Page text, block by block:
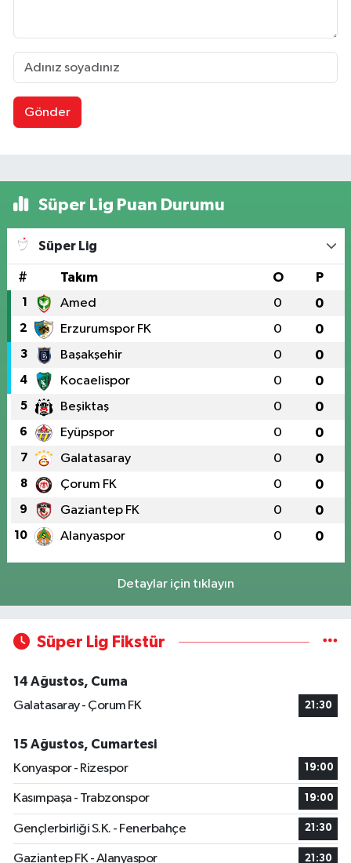
Gönder
Süper Lig Puan Durumu
Süper Lig
# Takım O P
1 Amed 0 0
2 Erzurumspor FK 0 0
3 Başakşehir 0 0
4 Kocaelispor 0 0
5 Beşiktaş 0 0
6 Eyüpspor 0 0
7 Galatasaray 0 0
8 Çorum FK 0 0
9 Gaziantep FK 0 0
10 Alanyaspor 0 0
Detaylar için tıklayın
Süper Lig Fikstür
14 Ağustos, Cuma
Galatasaray - Çorum FK
21:30
15 Ağustos, Cumartesi
Konyaspor - Rizespor
19:00
Kasımpaşa - Trabzonspor 19:00
Gençlerbirliği S.K. - Fenerbahçe 21:30
Gaziantep FK - Alanyaspor 21:30